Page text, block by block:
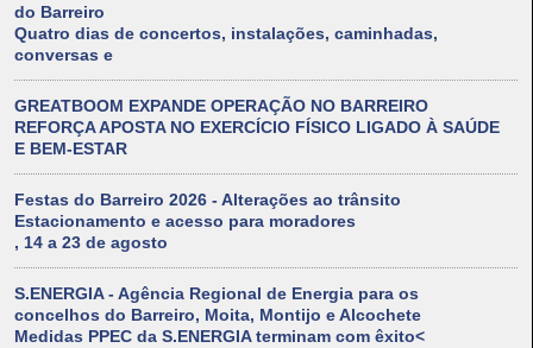
do Barreiro
Quatro dias de concertos, instalações, caminhadas,
conversas e
GREATBOOM EXPANDE OPERAÇÃO NO BARREIRO
REFORÇA APOSTA NO EXERCÍCIO FÍSICO LIGADO À SAÚDE
E BEM-ESTAR
Festas do Barreiro 2026 - Alterações ao trânsito
Estacionamento e acesso para moradores
, 14 a 23 de agosto
S.ENERGIA - Agência Regional de Energia para os
concelhos do Barreiro, Moita, Montijo e Alcochete
Medidas PPEC da S.ENERGIA terminam com êxito<